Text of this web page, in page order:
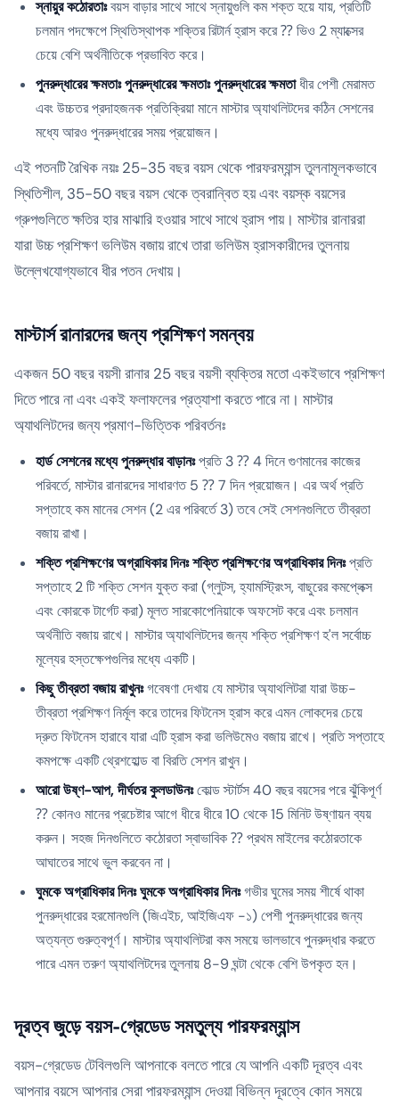
স্নায়ুর কঠোরতাঃবয়স বাড়ার সাথে সাথে স্নায়ুগুলি কম শক্ত হয়ে যায়, প্রতিটি
চলমান পদক্ষেপে স্থিতিস্থাপক শক্তির রিটার্ন হ্রাস করে ⁇ ভিও 2 ম্যাক্সের
চেয়ে বেশি অর্থনীতিকে প্রভাবিত করে।
পুনরুদ্ধারের ক্ষমতাঃ পুনরুদ্ধারের ক্ষমতাঃ পুনরুদ্ধারের ক্ষমতাধীর পেশী মেরামত
এবং উচ্চতর প্রদাহজনক প্রতিক্রিয়া মানে মাস্টার অ্যাথলিটদের কঠিন সেশনের
মধ্যে আরও পুনরুদ্ধারের সময় প্রয়োজন।
এই পতনটি রৈখিক নয়ঃ 25-35 বছর বয়স থেকে পারফরম্যান্স তুলনামূলকভাবে
স্থিতিশীল, 35-50 বছর বয়স থেকে ত্বরান্বিত হয় এবং বয়স্ক বয়সের
গ্রুপগুলিতে ক্ষতির হার মাঝারি হওয়ার সাথে সাথে হ্রাস পায়। মাস্টার রানাররা
যারা উচ্চ প্রশিক্ষণ ভলিউম বজায় রাখে তারা ভলিউম হ্রাসকারীদের তুলনায়
উল্লেখযোগ্যভাবে ধীর পতন দেখায়।
মাস্টার্স রানারদের জন্য প্রশিক্ষণ সমন্বয়
একজন 50 বছর বয়সী রানার 25 বছর বয়সী ব্যক্তির মতো একইভাবে প্রশিক্ষণ
দিতে পারে না এবং একই ফলাফলের প্রত্যাশা করতে পারে না। মাস্টার
অ্যাথলিটদের জন্য প্রমাণ-ভিত্তিক পরিবর্তনঃ
হার্ড সেশনের মধ্যে পুনরুদ্ধার বাড়ানঃপ্রতি 3 ⁇ 4 দিনে গুণমানের কাজের
পরিবর্তে, মাস্টার রানারদের সাধারণত 5 ⁇ 7 দিন প্রয়োজন। এর অর্থ প্রতি
সপ্তাহে কম মানের সেশন (2 এর পরিবর্তে 3) তবে সেই সেশনগুলিতে তীব্রতা
বজায় রাখা।
শক্তি প্রশিক্ষণের অগ্রাধিকার দিনঃ শক্তি প্রশিক্ষণের অগ্রাধিকার দিনঃপ্রতি
সপ্তাহে 2 টি শক্তি সেশন যুক্ত করা (গ্লুটস, হ্যামস্ট্রিংস, বাছুরের কমপ্লেক্স
এবং কোরকে টার্গেট করা) মূলত সারকোপেনিয়াকে অফসেট করে এবং চলমান
অর্থনীতি বজায় রাখে। মাস্টার অ্যাথলিটদের জন্য শক্তি প্রশিক্ষণ হ'ল সর্বোচ্চ
মূল্যের হস্তক্ষেপগুলির মধ্যে একটি।
কিছু তীব্রতা বজায় রাখুনঃগবেষণা দেখায় যে মাস্টার অ্যাথলিটরা যারা উচ্চ-
তীব্রতা প্রশিক্ষণ নির্মূল করে তাদের ফিটনেস হ্রাস করে এমন লোকদের চেয়ে
দ্রুত ফিটনেস হারাবে যারা এটি হ্রাস করা ভলিউমেও বজায় রাখে। প্রতি সপ্তাহে
কমপক্ষে একটি থ্রেশহোল্ড বা বিরতি সেশন রাখুন।
আরো উষ্ণ-আপ, দীর্ঘতর কুলডাউনঃকোল্ড স্টার্টস 40 বছর বয়সের পরে ঝুঁকিপূর্ণ
⁇ কোনও মানের প্রচেষ্টার আগে ধীরে ধীরে 10 থেকে 15 মিনিট উষ্ণায়ন ব্যয়
করুন। সহজ দিনগুলিতে কঠোরতা স্বাভাবিক ⁇ প্রথম মাইলের কঠোরতাকে
আঘাতের সাথে ভুল করবেন না।
ঘুমকে অগ্রাধিকার দিনঃ ঘুমকে অগ্রাধিকার দিনঃগভীর ঘুমের সময় শীর্ষে থাকা
পুনরুদ্ধারের হরমোনগুলি (জিএইচ, আইজিএফ -১) পেশী পুনরুদ্ধারের জন্য
অত্যন্ত গুরুত্বপূর্ণ। মাস্টার অ্যাথলিটরা কম সময়ে ভালভাবে পুনরুদ্ধার করতে
পারে এমন তরুণ অ্যাথলিটদের তুলনায় 8-9 ঘন্টা থেকে বেশি উপকৃত হন।
দূরত্ব জুড়ে বয়স-গ্রেডেড সমতুল্য পারফরম্যান্স
বয়স-গ্রেডেড টেবিলগুলি আপনাকে বলতে পারে যে আপনি একটি দূরত্ব এবং
আপনার বয়সে আপনার সেরা পারফরম্যান্স দেওয়া বিভিন্ন দূরত্বে কোন সময়ে